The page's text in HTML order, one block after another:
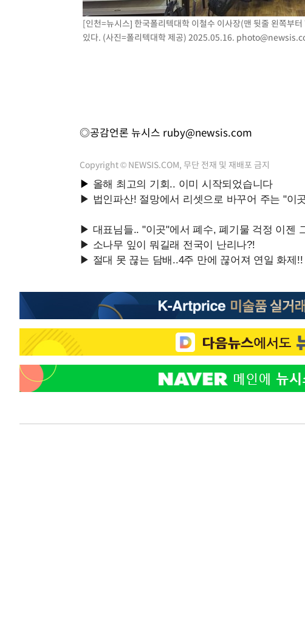
[인천=뉴시스] 한국폴리텍대학 이철수 이사장(맨 뒷줄 왼쪽부
있다. (사진=폴리텍대학 제공) 2025.05.16.
◎공감언론 뉴시스 ruby@newsis.com
Copyright © NEWSIS.COM, 무단 전재 및 재배포 금지